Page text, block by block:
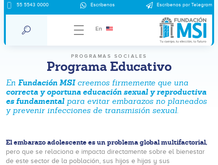
55 5543 0000 Escríbenos Escríbenos por Telegram
En
PROGRAMAS SOCIALES
Programa Educativo
En Fundación MSIcreemos firmemente que una
correcta y oportuna educación sexual y reproductiva
es fundamentalpara evitar embarazos no planeados
y prevenir infecciones de transmisión sexual.
El embarazo adolescente es un problema global multifactorial,
pero que se relaciona e impacta directamente sobre el bienestar
de este sector de la población, sus hijos e hijas y sus